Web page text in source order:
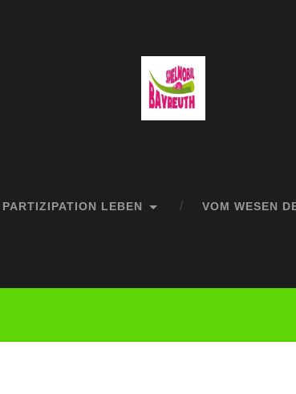
PARTIZIPATION LEBEN VOM WESEN